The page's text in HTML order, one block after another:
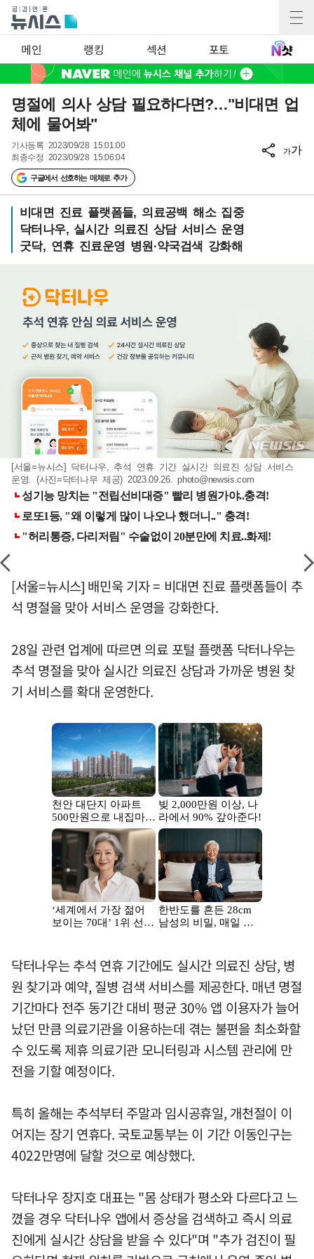
메인 랭킹 섹션 포토
명절에 의사 상담 필요하다면?…"비대면 업
체에 물어봐"
기사등록 2023/09/28 15:01:00
최종수정 2023/09/28 15:06:04
구글에서 선호하는 매체로 추가
가가
비대면 진료 플랫폼들, 의료공백 해소 집중
닥터나우, 실시간 의료진 상담 서비스 운영
굿닥, 연휴 진료운영 병원·약국검색 강화해
[서울=뉴시스] 닥터나우, 추석 연휴 기간 실시간 의료진 상담 서비스
운영. (사진=닥터나우 제공) 2023.09.26.photo@newsis.com
[서울=뉴시스] 배민욱 기자 = 비대면 진료 플랫폼들이 추
석 명절을 맞아 서비스 운영을 강화한다.
28일 관련 업계에 따르면 의료 포털 플랫폼 닥터나우는
추석 명절을 맞아 실시간 의료진 상담과 가까운 병원 찾
기 서비스를 확대 운영한다.
닥터나우는 추석 연휴 기간에도 실시간 의료진 상담, 병
원 찾기과 예약, 질병 검색 서비스를 제공한다. 매년 명절
기간마다 전주 동기간 대비 평균 30% 앱 이용자가 늘어
났던 만큼 의료기관을 이용하는데 겪는 불편을 최소화할
수 있도록 제휴 의료기관 모니터링과 시스템 관리에 만
전을 기할 예정이다.
특히 올해는 추석부터 주말과 임시공휴일, 개천절이 이
어지는 장기 연휴다. 국토교통부는 이 기간 이동인구는
4022만명에 달할 것으로 예상했다.
닥터나우 장지호 대표는 "몸 상태가 평소와 다르다고 느
꼈을 경우 닥터나우 앱에서 증상을 검색하고 즉시 의료
진에게 실시간 상담을 받을 수 있다"며 "추가 검진이 필